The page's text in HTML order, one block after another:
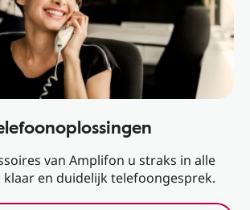
van Amplifon u straks in alle
en duidelijk telefoongesprek.